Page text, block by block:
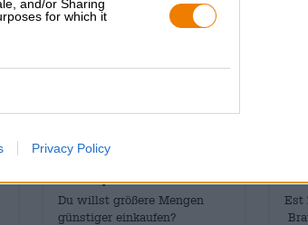
and/or Sharing
for which it
Privacy Policy
actuel du buveur de bière, ou peut-être
vous trouver dans votre verre ? Laissez-vous
commerçants ou restaurateurs
Du willst größere Mengen
günstiger einkaufen?
Est